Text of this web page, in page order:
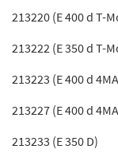
213220 (E 400 d T-
213222 (E 350 d T-
213223 (E 400 d
213227 (E 400 d
213233 (E 350 D)